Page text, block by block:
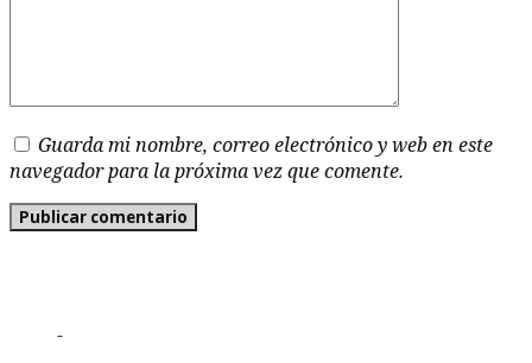
Guarda mi nombre, correo electrónico y web en este
navegador para la próxima vez que comente.
-